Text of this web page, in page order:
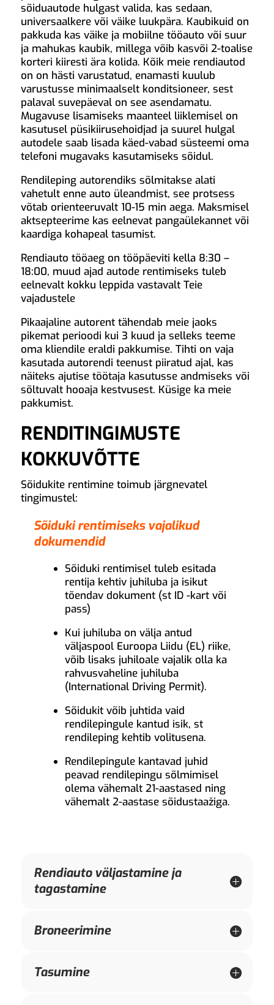
sõiduautode hulgast valida, kas sedaan,
universaalkere või väike luukpära. Kaubikuid on
pakkuda kas väike ja mobiilne tööauto või suur
ja mahukas kaubik, millega võib kasvõi 2-toalise
korteri kiiresti ära kolida. Kõik meie rendiautod
on on hästi varustatud, enamasti kuulub
varustusse minimaalselt konditsioneer, sest
palaval suvepäeval on see asendamatu.
Mugavuse lisamiseks maanteel liiklemisel on
kasutusel püsikiirusehoidjad ja suurel hulgal
autodele saab lisada käed-vabad süsteemi oma
telefoni mugavaks kasutamiseks sõidul.
Rendileping autorendiks sõlmitakse alati
vahetult enne auto üleandmist, see protsess
võtab orienteeruvalt 10-15 min aega. Maksmisel
aktsepteerime kas eelnevat pangaülekannet või
kaardiga kohapeal tasumist.
Rendiauto tööaeg on tööpäeviti kella 8:30 –
18:00, muud ajad autode rentimiseks tuleb
eelnevalt kokku leppida vastavalt Teie
vajadustele
Pikaajaline autorent tähendab meie jaoks
pikemat perioodi kui 3 kuud ja selleks teeme
oma kliendile eraldi pakkumise. Tihti on vaja
kasutada autorendi teenust piiratud ajal, kas
näiteks ajutise töötaja kasutusse andmiseks või
sõltuvalt hooaja kestvusest. Küsige ka meie
pakkumist.
RENDITINGIMUSTE
KOKKUVÕTTE
Sõidukite rentimine toimub järgnevatel
tingimustel:
Sõiduki rentimiseks vajalikud
dokumendid
Sõiduki rentimisel tuleb esitada
rentija kehtiv juhiluba ja isikut
tõendav dokument (st ID -kart või
pass)
Kui juhiluba on välja antud
väljaspool Euroopa Liidu (EL) riike,
võib lisaks juhiloale vajalik olla ka
rahvusvaheline juhiluba
(International Driving Permit).
Sõidukit võib juhtida vaid
rendilepingule kantud isik, st
rendileping kehtib volitusena.
Rendilepingule kantavad juhid
peavad rendilepingu sõlmimisel
olema vähemalt 21-aastased ning
vähemalt 2-aastase sõidustaažiga.
Rendiauto väljastamine ja
tagastamine
Broneerimine
Tasumine